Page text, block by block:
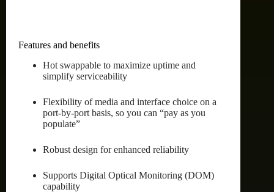
Features and benefits
Hot swappable to maximize uptime and
simplify serviceability
Flexibility of media and interface choice on a
port-by-port basis, so you can “pay as you
populate”
Robust design for enhanced reliability
Supports Digital Optical Monitoring (DOM)
capability